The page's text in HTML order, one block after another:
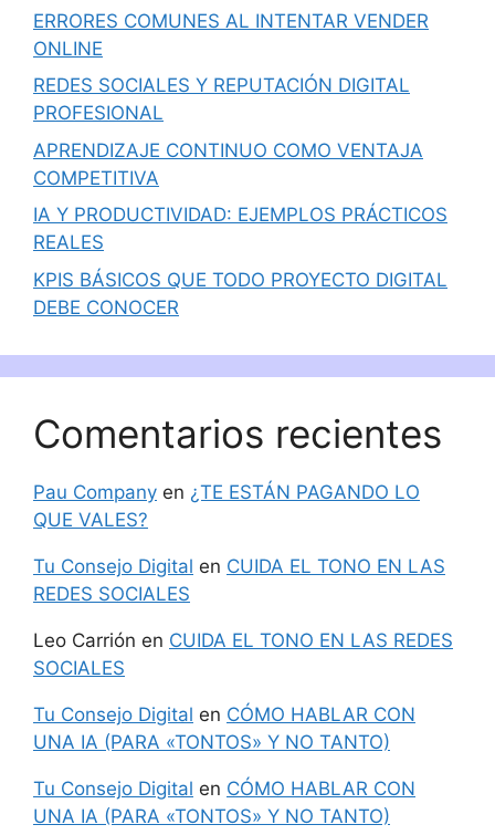
ERRORES COMUNES AL INTENTAR VENDER
ONLINE
REDES SOCIALES Y REPUTACIÓN DIGITAL
PROFESIONAL
APRENDIZAJE CONTINUO COMO VENTAJA
COMPETITIVA
IA Y PRODUCTIVIDAD: EJEMPLOS PRÁCTICOS
REALES
KPIS BÁSICOS QUE TODO PROYECTO DIGITAL
DEBE CONOCER
Comentarios recientes
Pau Company en ¿TE ESTÁN PAGANDO LO
QUE VALES?
Tu Consejo Digital en CUIDA EL TONO EN LAS
REDES SOCIALES
Leo Carrión en CUIDA EL TONO EN LAS REDES
SOCIALES
Tu Consejo Digital en CÓMO HABLAR CON
UNA IA (PARA «TONTOS» Y NO TANTO)
Tu Consejo Digital en CÓMO HABLAR CON
UNA IA (PARA «TONTOS» Y NO TANTO)